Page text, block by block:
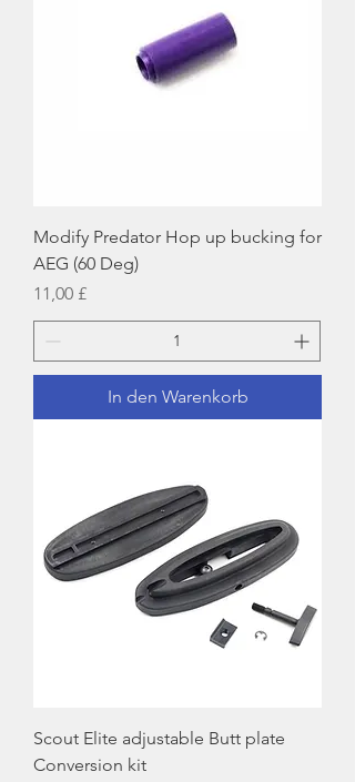
Modify Predator Hop up bucking for
AEG (60 Deg)
Preis
11,00 £
In den Warenkorb
Scout Elite adjustable Butt plate
Conversion kit